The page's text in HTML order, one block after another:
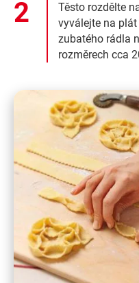
Těsto rozdělte
vyválejte na
zubatého rádla
rozměrech cca